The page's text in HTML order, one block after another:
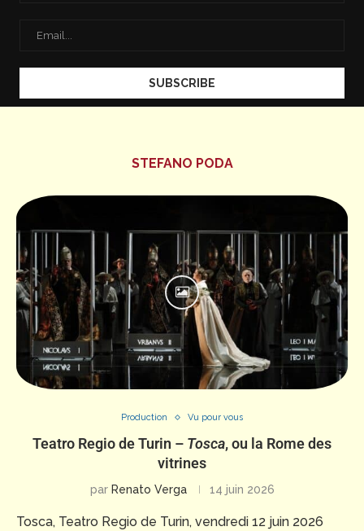
STEFANO PODA
Production Vu pour vous
Teatro Regio de Turin – Tosca, ou la Rome des
vitrines
par Renato Verga 14 juin 2026
Tosca, Teatro Regio de Turin, vendredi 12 juin 2026